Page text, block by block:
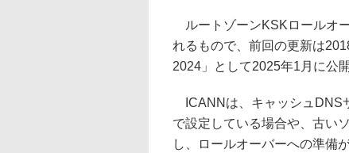
ルートゾーンKSKロールオ
れるもので、前回の更新は
2024」として2025年1月に公
ICANNは、キャッシュDNS
で設定している場合や、古い
し、ロールオーバーへの準備